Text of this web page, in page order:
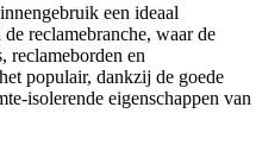
een ideaal
reclamebranche, waar de
reclameborden en
populair, dankzij de goede
isolerende eigenschappen van